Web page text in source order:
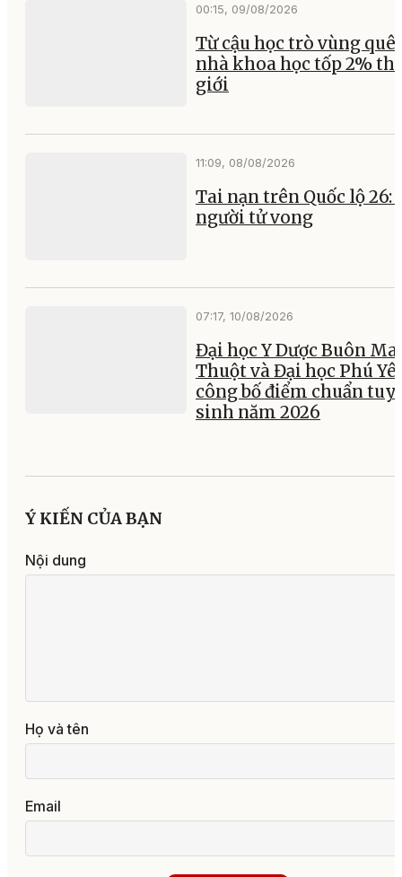
00:15, 09/08/2026
Từ cậu học trò vùng quê
nhà khoa học tốp 2%
giới
11:09, 08/08/2026
Tai nạn trên Quốc lộ 26:
người tử vong
07:17, 10/08/2026
Đại học Y Dược Buôn Ma
Thuột và Đại học Phú
công bố điểm chuẩn
sinh năm 2026
Ý KIẾN CỦA BẠN
Nội dung
Họ và tên
Email